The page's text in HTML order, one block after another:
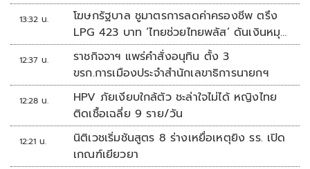
13:32 น.
โฆษกรัฐบาล ชูมาตรการลดค่าครองชีพ ตรึง
LPG 423 บาท ‘ไทยช่วยไทยพลัส’ ดันเงินหมุน
แสนล้าน
12:37 น.
ราชกิจจาฯ แพร่คำสั่งอนุทิน ตั้ง 3
ขรก.การเมืองประจำสำนักเลขาธิการนายกฯ
12:28 น.
HPV ภัยเงียบใกล้ตัว ชะล่าใจไม่ได้ หญิงไทย
ติดเชื้อเฉลี่ย 9 ราย/วัน
12:21 น.
นิติเวชเริ่มชันสูตร 8 ร่างเหยื่อเหตุยิง รร. เปิด
เกณฑ์เยียวยา